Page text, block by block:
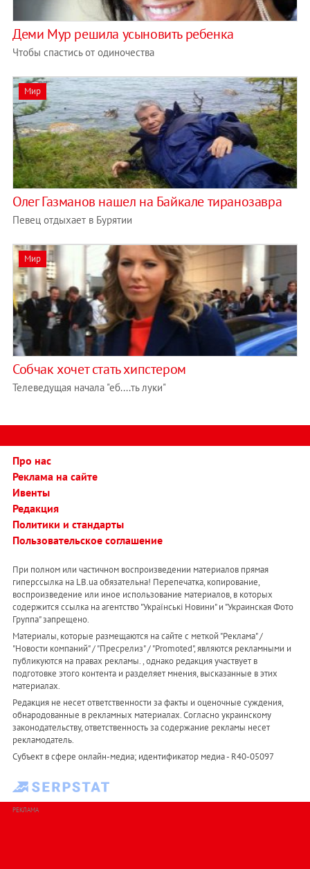
Деми Мур решила усыновить ребенка
Чтобы спастись от одиночества
Мир
Олег Газманов нашел на Байкале тиранозавра
Певец отдыхает в Бурятии
Мир
Собчак хочет стать хипстером
Телеведущая начала "еб....ть луки"
Про нас
Реклама на сайте
Ивенты
Редакция
Политики и стандарты
Пользовательское соглашение
При полном или частичном воспроизведении материалов прямая
гиперссылка на LB.ua обязательна! Перепечатка, копирование,
воспроизведение или иное использование материалов, в которых
содержится ссылка на агентство "Українськi Новини" и "Украинская Фото
Группа" запрещено.
Материалы, которые размещаются на сайте с меткой "Реклама" /
"Новости компаний" / "Пресрелиз" / "Promoted", являются рекламными и
публикуются на правах рекламы. , однако редакция участвует в
подготовке этого контента и разделяет мнения, высказанные в этих
материалах.
Редакция не несет ответственности за факты и оценочные суждения,
обнародованные в рекламных материалах. Согласно украинскому
законодательству, ответственность за содержание рекламы несет
рекламодатель.
Субъект в сфере онлайн-медиа; идентификатор медиа - R40-05097
РЕКЛАМА